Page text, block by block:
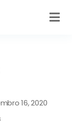
16, 2020